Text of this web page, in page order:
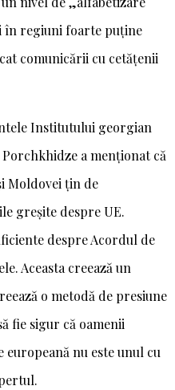
în regiuni foarte puține
comunicării cu cetățenii
Institutului georgian
a menționat că
Moldovei ţin de
greșite despre UE.
despre Acordul de
Aceasta creează un
o metodă de presiune
fie sigur că oamenii
europeană nu este unul cu